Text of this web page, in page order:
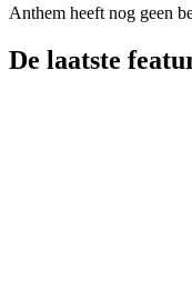
Anthem heeft nog geen
De laatste